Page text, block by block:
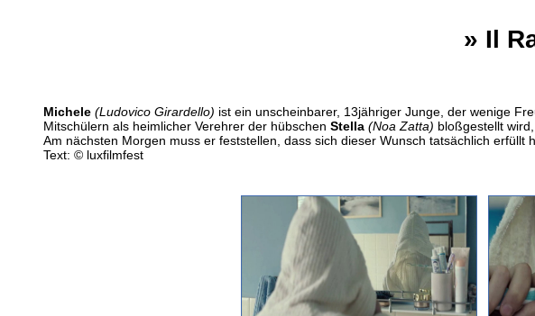
» Il
Michele (Ludovico Girardello) ist ein unscheinbarer, 13jähriger Junge, der wenige
Mitschülern als heimlicher Verehrer der hübschen Stella (Noa Zatta) bloßgestellt
Am nächsten Morgen muss er feststellen, dass sich dieser Wunsch tatsächlich
Text: © luxfilmfest